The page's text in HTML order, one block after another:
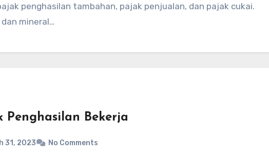
penghasilan tambahan, pajak penjualan, dan pajak cukai.
mineral…
Penghasilan Bekerja
31, 2023 No Comments